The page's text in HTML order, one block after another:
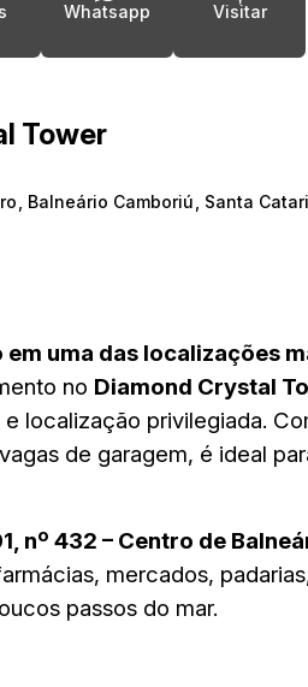
Whatsapp
Tower
Balneário Camboriú Santa
uma das localizações
no Diamond Crystal
localização privilegiada.
de garagem, é ideal
nº 432 – Centro de
mercados,
passos do mar.